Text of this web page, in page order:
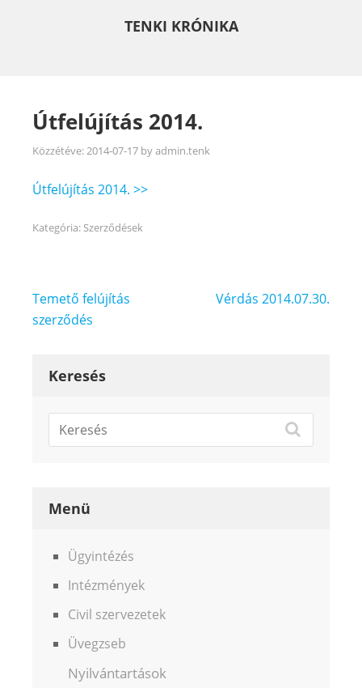
TENKI KRÓNIKA
Útfelújítás 2014.
Közzétéve:2014-07-17 byadmin.tenk
Útfelújítás 2014. >>
Kategória: Szerződések
Bejegyzés
navigáció
Temető felújítás
szerződés
Vérdás 2014.07.30.
Keresés
Menü
Ügyintézés
Intézmények
Civil szervezetek
Üvegzseb
Nyilvántartások